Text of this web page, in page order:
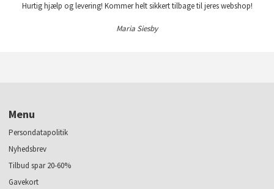
Hurtig hjælp og levering! Kommer helt sikkert tilbage til jeres webshop!
Maria Siesby
Menu
Persondatapolitik
Nyhedsbrev
Tilbud spar 20-60%
Gavekort